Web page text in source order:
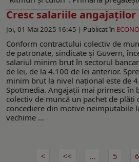
Cresc salariile angajaților
Joi, 01 Mai 2025 16:45 | Publicat în
Conform contractului colectiv de
de patronate, sindicate și Guvern,
salariul minim brut în sectorul
de lei, de la 4.100 de lei anterior.
minim brut la nivel național este de
Spotmedia. Angajații mai primesc în
colectiv de muncă un pachet de plăți
concediere din motive neimputabile
vechime ...
... 5 6